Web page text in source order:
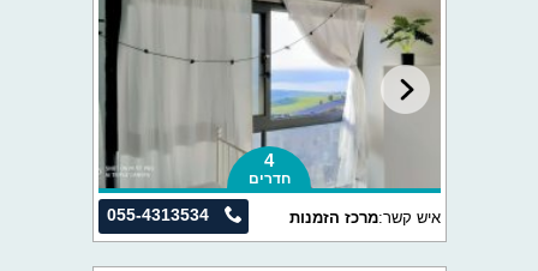
4
חדרים
055-4313534 איש קשר:מרכז הזמנות